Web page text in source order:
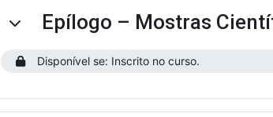
ContrairEpílogo – Mostras
Disponível se: Inscrito no curso.